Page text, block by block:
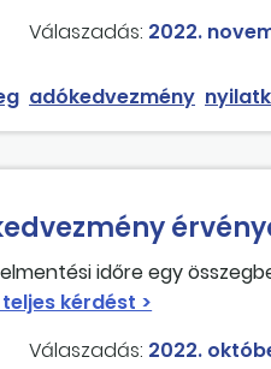
Válaszadás: 2022.
adókedvezmény
időre egy
az adóelőleg
Válaszadás: 2022.